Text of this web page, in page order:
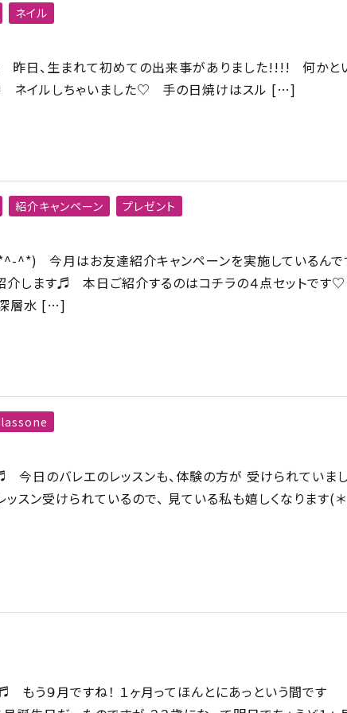
ネイル
昨日、生まれて初めての出来事がありました!!!! 何かと
イルしちゃいました♡ 手の日焼けはスル […]
紹介キャンペーン プレゼント
^*) 今月はお友達紹介キャンペーンを実施しているんで
介します♬ 本日ご紹介するのはコチラの４点セットです♡
深層水 […]
今日のバレエのレッスンも、体験の方が 受けられていま
スン受けられているので、 見ている私も嬉しくなります(＊
もう９月ですね！ １ヶ月ってほんとにあっという間です